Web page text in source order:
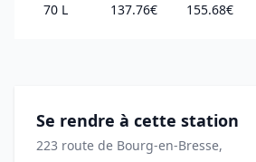
70 L 137.76€ 155.68€
Se rendre à cette station
223 route de Bourg-en-Bresse,